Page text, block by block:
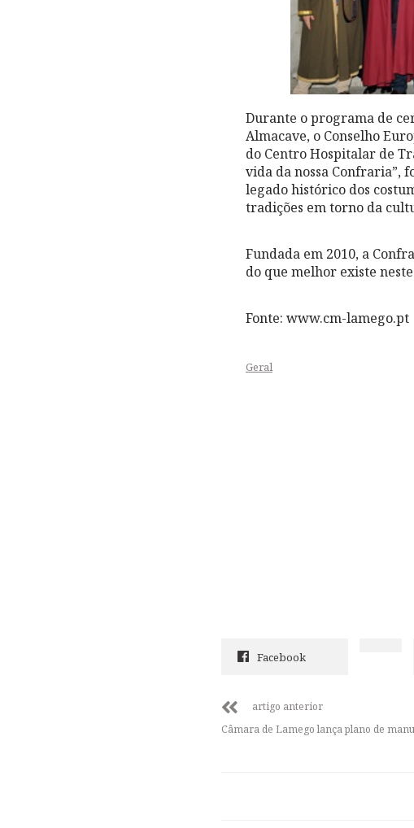
Durante o programa de
Almacave, o Conselho
do Centro Hospitalar de
vida da nossa Confraria”,
legado histórico dos
tradições em torno da
Fundada em 2010, a
do que melhor existe
Fonte: www.cm-lamego.pt
Geral
Facebook
artigo anterior
Câmara de Lamego lança plano de